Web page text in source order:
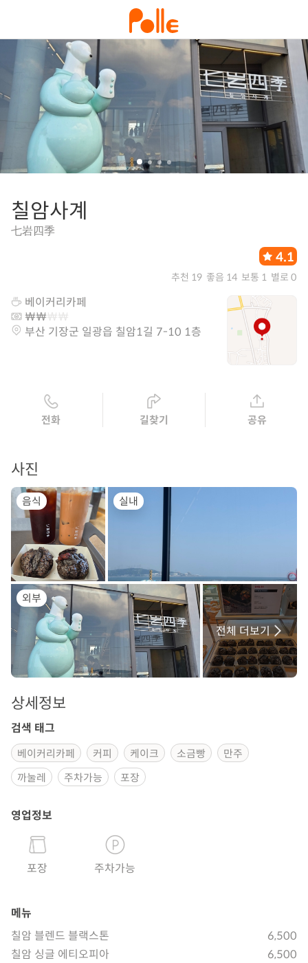
칠암사계
七岩四季
4.1
추천 19 좋음 14 보통 1 별로 0
베이커리카페
부산 기장군 일광읍 칠암1길 7-10 1층
전화 길찾기 공유
사진
음식 실내
외부
전체 더보기
상세정보
검색 태그
베이커리카페 커피 케이크 소금빵
만주
까눌레
주차가능 포장
영업정보
포장 주차가능
메뉴
칠암 블렌드 블랙스톤
6,500
칠암 싱글 에티오피아
6,500